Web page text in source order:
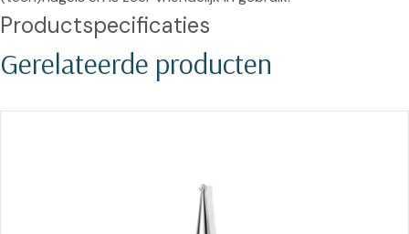
Productspecificaties
Gerelateerde producten